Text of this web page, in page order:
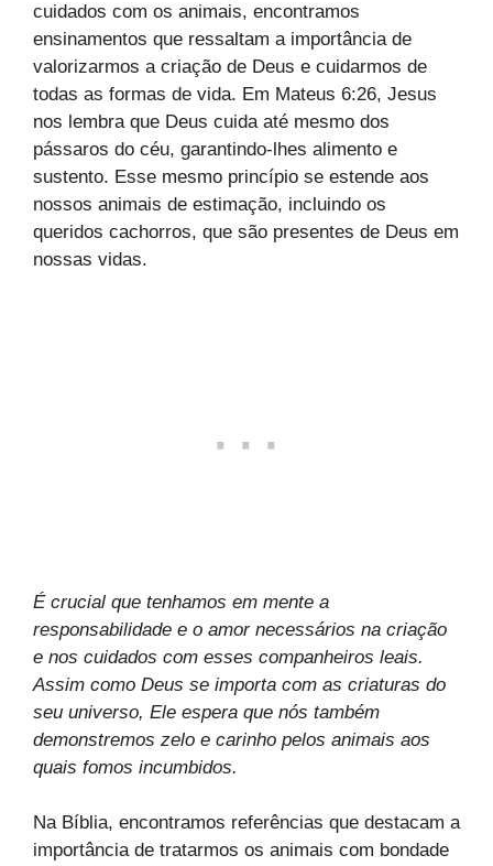
cuidados com os animais, encontramos
ensinamentos que ressaltam a importância de
valorizarmos a criação de Deus e cuidarmos de
todas as formas de vida. Em Mateus 6:26, Jesus
nos lembra que Deus cuida até mesmo dos
pássaros do céu, garantindo-lhes alimento e
sustento. Esse mesmo princípio se estende aos
nossos animais de estimação, incluindo os
queridos cachorros, que são presentes de Deus em
nossas vidas.
É crucial que tenhamos em mente a
responsabilidade e o amor necessários na criação
e nos cuidados com esses companheiros leais.
Assim como Deus se importa com as criaturas do
seu universo, Ele espera que nós também
demonstremos zelo e carinho pelos animais aos
quais fomos incumbidos.
Na Bíblia, encontramos referências que destacam a
importância de tratarmos os animais com bondade